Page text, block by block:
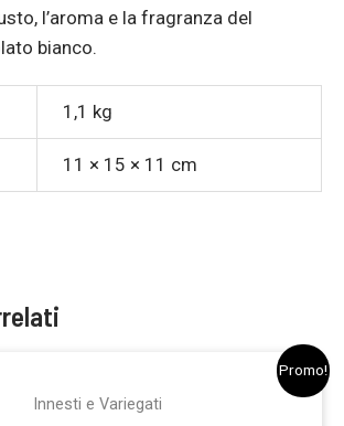
l’aroma e la fragranza del
bianco.
1,1 kg
11 × 15 × 11 cm
Promo!
Innesti e Variegati
originaleattuale